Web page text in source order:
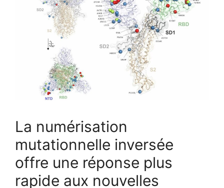
La numérisation
mutationnelle inversée
offre une réponse plus
rapide aux nouvelles